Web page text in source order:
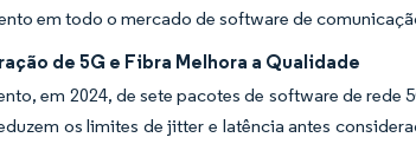
em todo o mercado de software de
de 5G e Fibra Melhora a Qualidade
em 2024, de sete pacotes de software de
os limites de jitter e latência antes